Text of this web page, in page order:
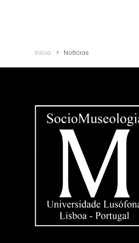
Início Notícias